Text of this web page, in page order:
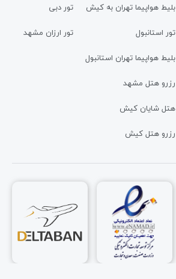
بلیط هواپیما تهران به کیش
تور استانبول
بلیط هواپیما تهران استانبول
رزرو هتل مشهد
هتل شایان کیش
رزرو هتل کیش
تور دبی
تور ارزان مشهد